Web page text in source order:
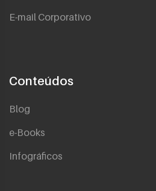
E-mail Corporativo
Conteúdos
Blog
e-Books
Infográficos